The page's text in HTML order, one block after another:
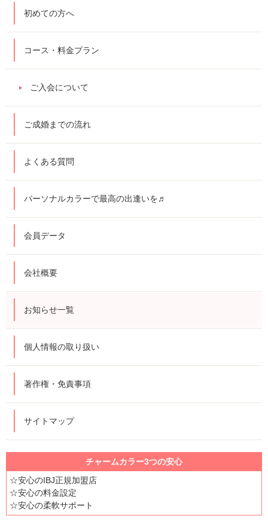
初めての方へ
コース・料金プラン
ご入会について
ご成婚までの流れ
よくある質問
パーソナルカラーで最高の出逢いを♬
会員データ
会社概要
お知らせ一覧
個人情報の取り扱い
著作権・免責事項
サイトマップ
チャームカラー3つの安心
☆安心のIBJ正規加盟店
☆安心の料金設定
☆安心の柔軟サポート